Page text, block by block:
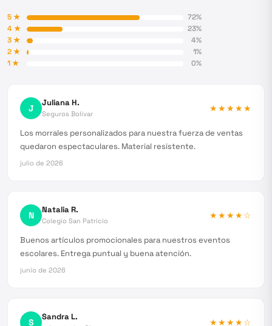
5★ 72%
4★ 23%
3★ 4%
2★ 1%
1★ 0%
J Juliana H.
Seguros Bolívar
★★★★★
Los morrales personalizados para nuestra fuerza de ventas
quedaron espectaculares. Material resistente.
julio de 2026
N Natalia R.
Colegio San Patricio
★★★★☆
Buenos artículos promocionales para nuestros eventos
escolares. Entrega puntual y buena atención.
junio de 2026
S Sandra L. ★★★★☆